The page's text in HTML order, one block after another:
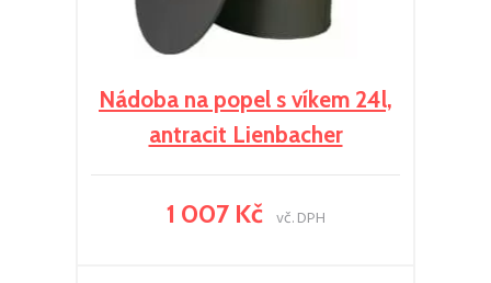
Nádoba na popel s víkem 24l,
antracit Lienbacher
1 007 Kč vč. DPH